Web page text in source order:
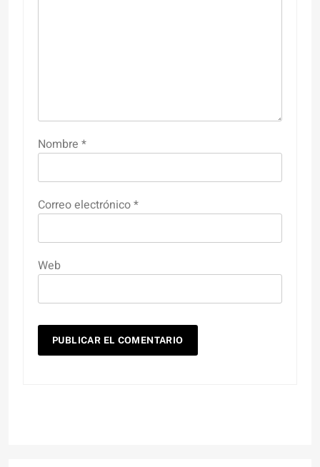
Nombre *
Correo electrónico*
Web